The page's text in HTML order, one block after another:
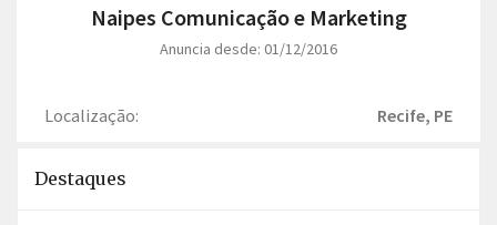
Naipes Comunicação e Marketing
Anuncia desde: 01/12/2016
Localização: Recife, PE
Destaques